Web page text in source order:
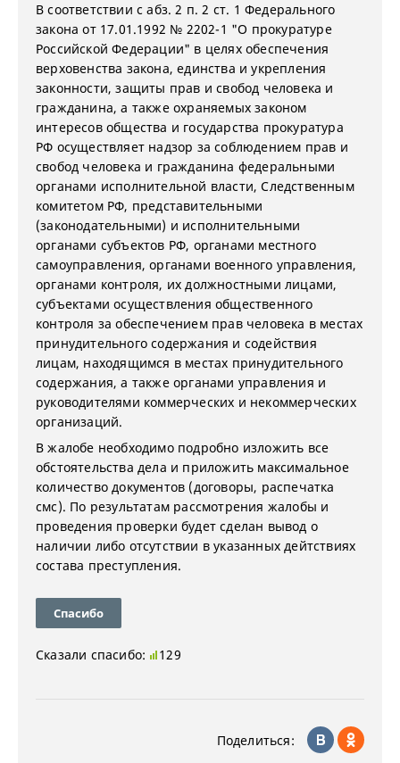
В соответствии с абз. 2 п. 2 ст. 1 Федерального
закона от 17.01.1992 № 2202-1 "О прокуратуре
Российской Федерации" в целях обеспечения
верховенства закона, единства и укрепления
законности, защиты прав и свобод человека и
гражданина, а также охраняемых законом
интересов общества и государства прокуратура
РФ осуществляет надзор за соблюдением прав и
свобод человека и гражданина федеральными
органами исполнительной власти, Следственным
комитетом РФ, представительными
(законодательными) и исполнительными
органами субъектов РФ, органами местного
самоуправления, органами военного управления,
органами контроля, их должностными лицами,
субъектами осуществления общественного
контроля за обеспечением прав человека в местах
принудительного содержания и содействия
лицам, находящимся в местах принудительного
содержания, а также органами управления и
руководителями коммерческих и некоммерческих
организаций.
В жалобе необходимо подробно изложить все
обстоятельства дела и приложить максимальное
количество документов (договоры, распечатка
смс). По результатам рассмотрения жалобы и
проведения проверки будет сделан вывод о
наличии либо отсутствии в указанных дейтствиях
состава преступления.
Спасибо
Сказали спасибо: 129
Поделиться: